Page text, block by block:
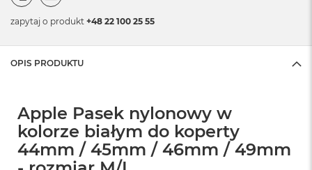
zapytaj o produkt +48 22 100 25 55
OPIS PRODUKTU
Apple Pasek nylonowy w
kolorze białym do koperty
44mm / 45mm / 46mm / 49mm